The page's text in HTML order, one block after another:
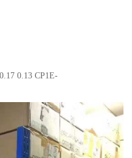
0.13 CP1E-